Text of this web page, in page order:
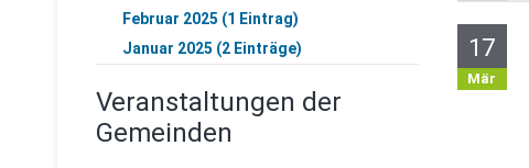
17
Mär
Februar 2025 (1 Eintrag)
Januar 2025 (2 Einträge)
Veranstaltungen der
Gemeinden